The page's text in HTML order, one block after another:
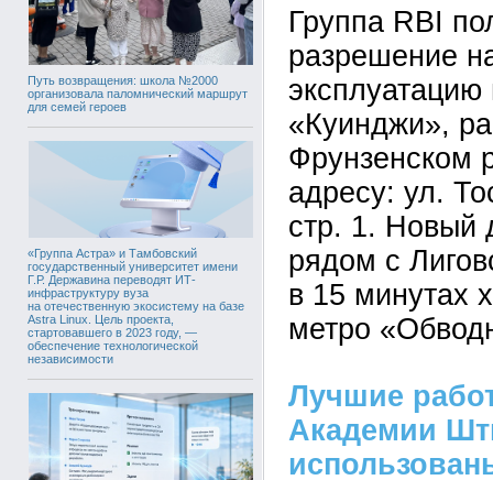
Путь возвращения: школа №2000
организовала паломнический маршрут
для семей героев
«Группа Астра» и Тамбовский
государственный университет имени
Г.Р. Державина переводят ИТ-
инфраструктуру вуза
на отечественную экосистему на базе
Astra Linux. Цель проекта,
стартовавшего в 2023 году, —
обеспечение технологической
независимости
Группа RBI
разрешение
эксплуатацию
«Куинджи»,
Фрунзенском
адресу: ул.
стр. 1. Новый
рядом с
в 15 минутах
метро
Лучшие
Академии